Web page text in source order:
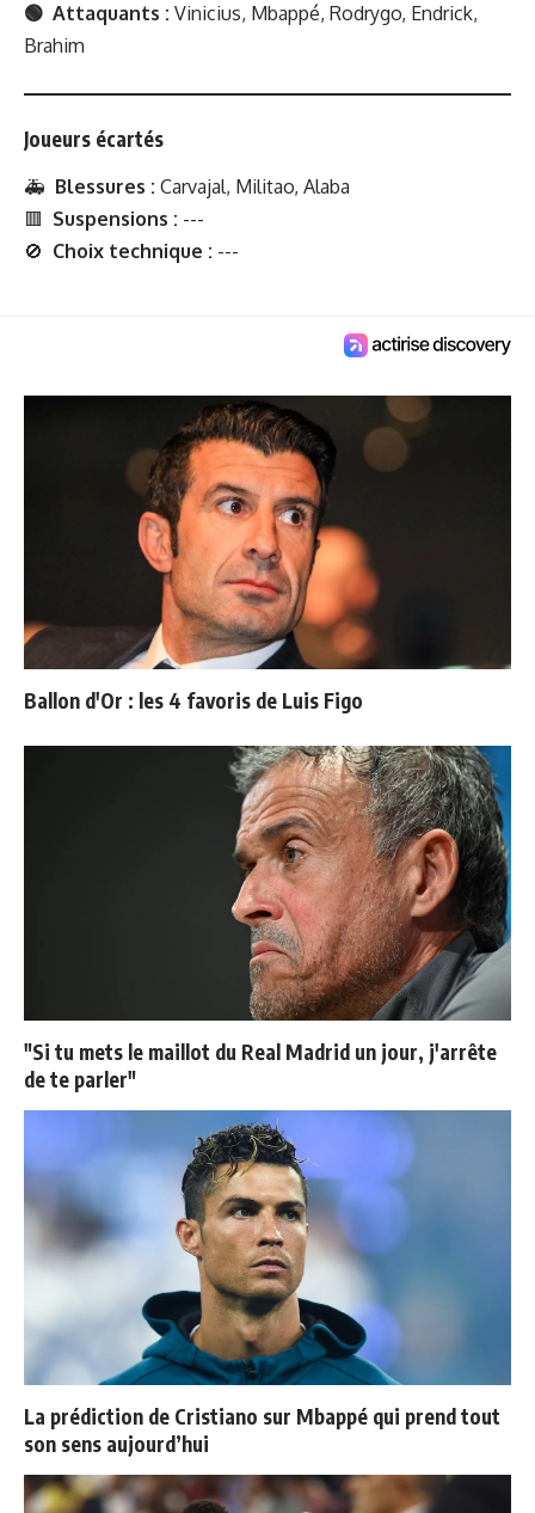
🟢 Attaquants : Vinicius, Mbappé, Rodrygo, Endrick,
Brahim
Joueurs écartés
🚑 Blessures : Carvajal, Militao, Alaba
🟥 Suspensions : ---
🚫 Choix technique : ---
Ballon d'Or : les 4 favoris de Luis Figo
"Si tu mets le maillot du Real Madrid un jour, j'arrête
de te parler"
La prédiction de Cristiano sur Mbappé qui prend tout
son sens aujourd’hui